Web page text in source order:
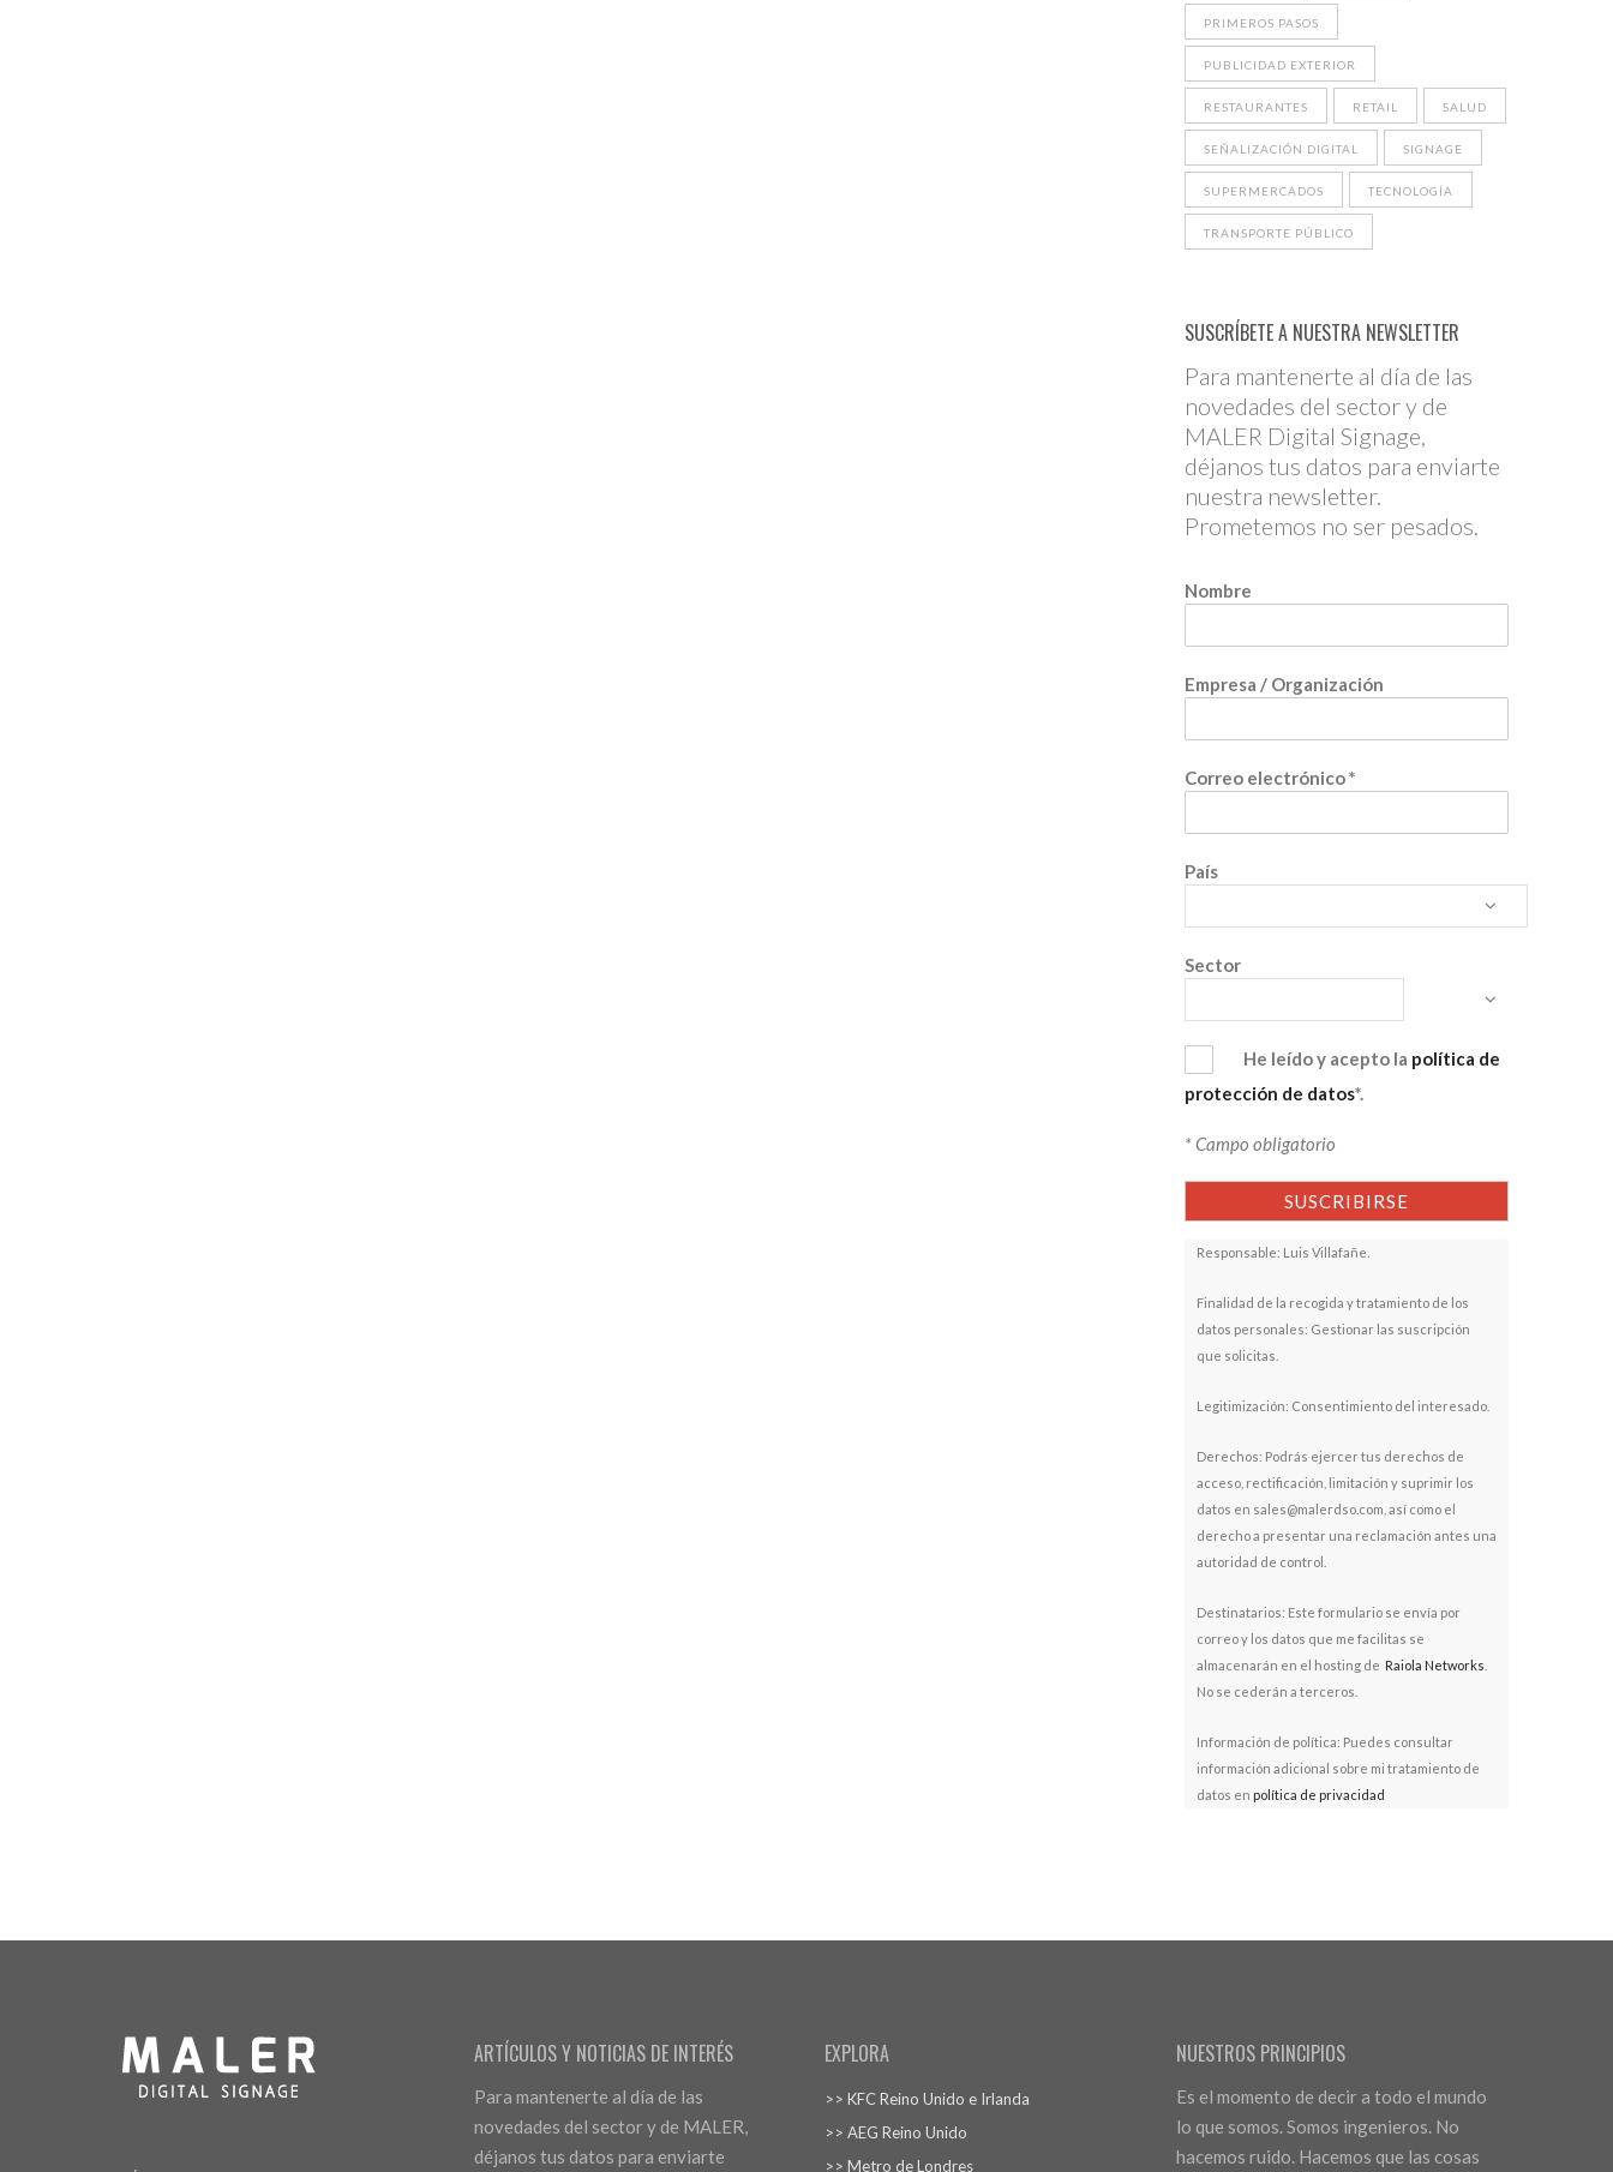
PRIMEROS PASOS
PUBLICIDAD EXTERIOR
RESTAURANTES RETAIL SALUD
SEÑALIZACIÓN DIGITAL SIGNAGE
SUPERMERCADOS TECNOLOGÍA
TRANSPORTE PÚBLICO
SUSCRÍBETE A NUESTRA NEWSLETTER
Para mantenerte al día de las
novedades del sector y de
MALER Digital Signage,
déjanos tus datos para enviarte
nuestra newsletter.
Prometemos no ser pesados.
Nombre
Empresa / Organización
Correo electrónico*
País
Sector
He leído y acepto la política de
protección de datos*.
* Campo obligatorio
Responsable: Luis Villafañe.
Finalidad de la recogida y tratamiento de los
datos personales: Gestionar las suscripción
que solicitas.
Legitimización: Consentimiento del interesado.
Derechos: Podrás ejercer tus derechos de
acceso, rectificación, limitación y suprimir los
datos en sales@malerdso.com, así como el
derecho a presentar una reclamación antes una
autoridad de control.
Destinatarios: Este formulario se envía por
correo y los datos que me facilitas se
almacenarán en el hosting de Raiola Networks
No se cederán a terceros.
Información de política: Puedes consultar
información adicional sobre mi tratamiento de
datos en política de privacidad
ARTÍCULOS Y NOTICIAS DE INTERÉS
Para mantenerte al día de las
novedades del sector y de MALER,
déjanos tus datos para enviarte
EXPLORA
>> KFC Reino Unido e Irlanda
>> AEG Reino Unido
>> Metro de Londres
NUESTROS PRINCIPIOS
Es el momento de decir a todo el mundo
lo que somos. Somos ingenieros. No
hacemos ruido. Hacemos que las cosas